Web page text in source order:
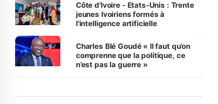
Côte d'Ivoire - Etats-Unis : Trente
jeunes Ivoiriens formés à
l'intelligence artificielle
Charles Blé Goudé « Il faut qu’on
comprenne que la politique, ce
n’est pas la guerre »